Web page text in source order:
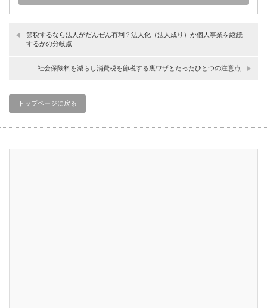
節税するなら法人がだんぜん有利？法人化（法人成り）か個人事業を継続
するかの分岐点
社会保険料を減らし消費税を節税する裏ワザとたったひとつの注意点
トップページに戻る